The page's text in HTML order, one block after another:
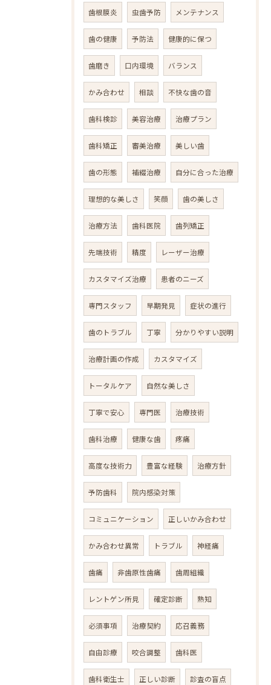
歯根膜炎 虫歯予防 メンテナンス
歯の健康 予防法 健康的に保つ
歯磨き 口内環境 バランス
かみ合わせ 相談 不快な歯の音
歯科検診 美容治療 治療プラン
歯科矯正 審美治療 美しい歯
歯の形態 補綴治療 自分に合った治療
理想的な美しさ 笑顔 歯の美しさ
治療方法 歯科医院 歯列矯正
先端技術 精度 レーザー治療
カスタマイズ治療 患者のニーズ
専門スタッフ 早期発見 症状の進行
歯のトラブル 丁寧 分かりやすい説明
治療計画の作成 カスタマイズ
トータルケア 自然な美しさ
丁寧で安心 専門医 治療技術
歯科治療 健康な歯 疼痛
高度な技術力 豊富な経験 治療方針
予防歯科 院内感染対策
コミュニケーション 正しいかみ合わせ
かみ合わせ異常 トラブル 神経痛
歯痛 非歯原性歯痛 歯周組織
レントゲン所見 確定診断 熟知
必須事項 治療契約 応召義務
自由診療 咬合調整 歯科医
歯科衛生士 正しい診断 診査の盲点